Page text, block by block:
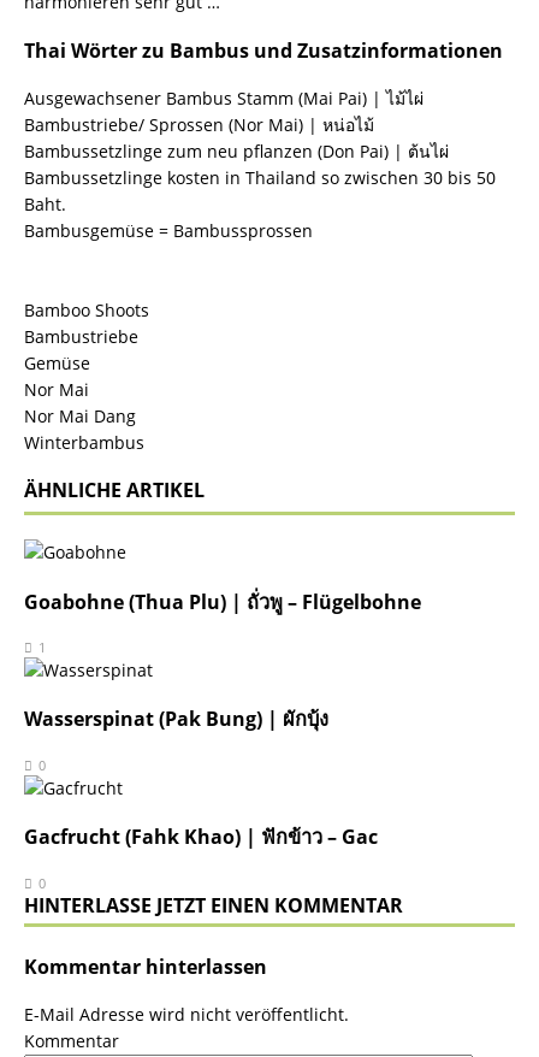
Thai Wörter zu Bambus und Zusatzinformationen
Ausgewachsener Bambus Stamm (Mai Pai) |ไม้ไผ่
Bambustriebe/ Sprossen (Nor Mai) | หน่อไม้
Bambussetzlinge zum neu pflanzen (Don Pai) | ต้นไผ่
Bambussetzlinge kosten in Thailand so zwischen 30 bis 50
Baht.
Bambusgemüse = Bambussprossen
Bamboo Shoots
Bambustriebe
Gemüse
Nor Mai
Nor Mai Dang
Winterbambus
ÄHNLICHE ARTIKEL
Goabohne (Thua Plu) | ถั่วพู – Flügelbohne
1
Wasserspinat (Pak Bung) | ผักบุ้ง
0
Gacfrucht (Fahk Khao) | ฟักข้าว – Gac
0
HINTERLASSE JETZT EINEN KOMMENTAR
Kommentar hinterlassen
E-Mail Adresse wird nicht veröffentlicht.
Kommentar